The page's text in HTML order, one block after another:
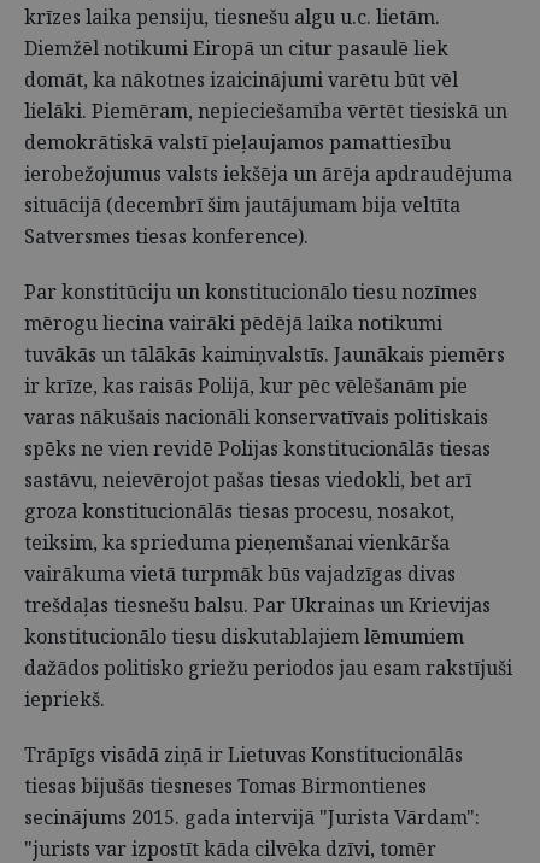
krīzes laika pensiju, tiesnešu algu u.c. lietām.
Diemžēl notikumi Eiropā un citur pasaulē liek
domāt, ka nākotnes izaicinājumi varētu būt vēl
lielāki. Piemēram, nepieciešamība vērtēt tiesiskā un
demokrātiskā valstī pieļaujamos pamattiesību
ierobežojumus valsts iekšēja un ārēja apdraudējuma
situācijā (decembrī šim jautājumam bija veltīta
Satversmes tiesas konference).
Par konstitūciju un konstitucionālo tiesu nozīmes
mērogu liecina vairāki pēdējā laika notikumi
tuvākās un tālākās kaimiņvalstīs. Jaunākais piemērs
ir krīze, kas raisās Polijā, kur pēc vēlēšanām pie
varas nākušais nacionāli konservatīvais politiskais
spēks ne vien revidē Polijas konstitucionālās tiesas
sastāvu, neievērojot pašas tiesas viedokli, bet arī
groza konstitucionālās tiesas procesu, nosakot,
teiksim, ka sprieduma pieņemšanai vienkārša
vairākuma vietā turpmāk būs vajadzīgas divas
trešdaļas tiesnešu balsu. Par Ukrainas un Krievijas
konstitucionālo tiesu diskutablajiem lēmumiem
dažādos politisko griežu periodos jau esam rakstījuši
iepriekš.
Trāpīgs visādā ziņā ir Lietuvas Konstitucionālās
tiesas bijušās tiesneses Tomas Birmontienes
secinājums 2015. gada intervijā "Jurista Vārdam":
"jurists var izpostīt kāda cilvēka dzīvi, tomēr